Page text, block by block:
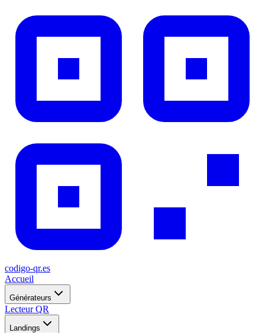
codigo-qr.es
Accueil
Générateurs
Lecteur QR
Landings